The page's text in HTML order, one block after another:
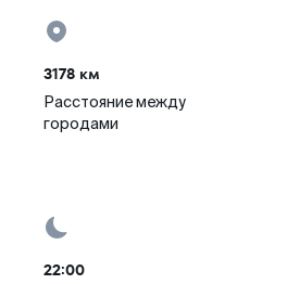
3178 км
Расстояние между
городами
22:00